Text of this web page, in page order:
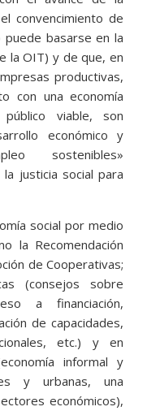
convencimiento de
basarse en la
la OIT) y de que, en
productivas,
con una economía
viable, son
económico y
sostenibles»
justicia social para
social por medio
la Recomendación
de Cooperativas;
(consejos sobre
a financiación,
de capacidades,
etc.) y en
informal y
y urbanas, una
económicos),